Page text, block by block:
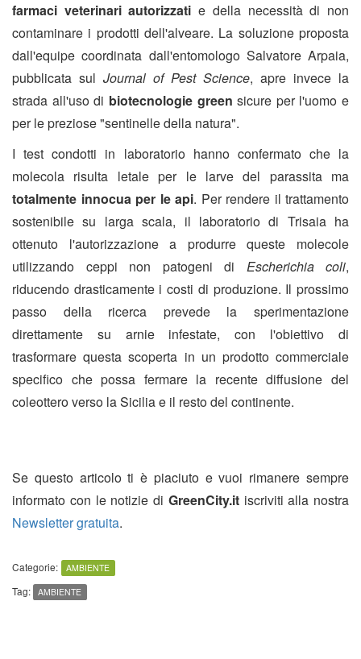
farmaci veterinari autorizzati e della necessità di non
contaminare i prodotti dell'alveare. La soluzione proposta
dall'equipe coordinata dall'entomologo Salvatore Arpaia,
pubblicata sul Journal of Pest Science, apre invece la
strada all'uso di biotecnologie green sicure per l'uomo e
per le preziose "sentinelle della natura".
I test condotti in laboratorio hanno confermato che la
molecola risulta letale per le larve del parassita ma
totalmente innocua per le api. Per rendere il trattamento
sostenibile su larga scala, il laboratorio di Trisaia ha
ottenuto l'autorizzazione a produrre queste molecole
utilizzando ceppi non patogeni di Escherichia coli,
riducendo drasticamente i costi di produzione. Il prossimo
passo della ricerca prevede la sperimentazione
direttamente su arnie infestate, con l'obiettivo di
trasformare questa scoperta in un prodotto commerciale
specifico che possa fermare la recente diffusione del
coleottero verso la Sicilia e il resto del continente.
Se questo articolo ti è piaciuto e vuoi rimanere sempre
informato con le notizie di GreenCity.itiscriviti alla nostra
Newsletter gratuita.
Categorie: AMBIENTE
Tag: AMBIENTE